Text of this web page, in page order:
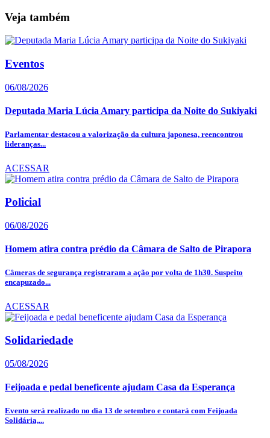
Veja também
Eventos
06/08/2026
Deputada Maria Lúcia Amary participa da Noite do Sukiyaki
Parlamentar destacou a valorização da cultura japonesa, reencontrou
lideranças...
ACESSAR
Policial
06/08/2026
Homem atira contra prédio da Câmara de Salto de Pirapora
Câmeras de segurança registraram a ação por volta de 1h30. Suspeito
encapuzado...
ACESSAR
Solidariedade
05/08/2026
Feijoada e pedal beneficente ajudam Casa da Esperança
Evento será realizado no dia 13 de setembro e contará com Feijoada
Solidária,...